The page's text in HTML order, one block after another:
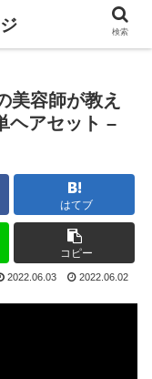
美容師が教え
ヘアセット –
はてブ
コピー
2022.06.03 2022.06.02
検索